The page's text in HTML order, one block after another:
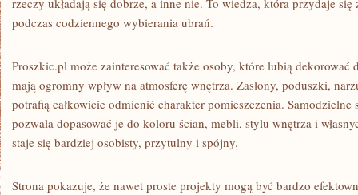
rzeczy układają się dobrze, a inne nie. To wiedza, która przydaje
podczas codziennego wybierania ubrań.
Proszkic.pl może zainteresować także osoby, które lubią dekorować
mają ogromny wpływ na atmosferę wnętrza. Zasłony, poduszki,
potrafią całkowicie odmienić charakter pomieszczenia.
pozwala dopasować je do koloru ścian, mebli, stylu wnętrza i
staje się bardziej osobisty, przytulny i spójny.
Strona pokazuje, że nawet proste projekty mogą być bardzo